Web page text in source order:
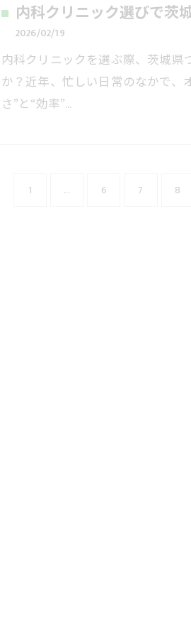
内科クリニック選びで茨
2026/02/19
内科クリニックを選ぶ際、茨城
か？近年、忙しい日常のなかで、
さ”と“効率”…
1 ... 6 7 8